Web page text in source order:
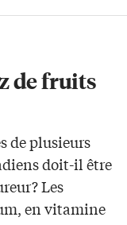
de fruits
de plusieurs
doit-il être
Les
en vitamine